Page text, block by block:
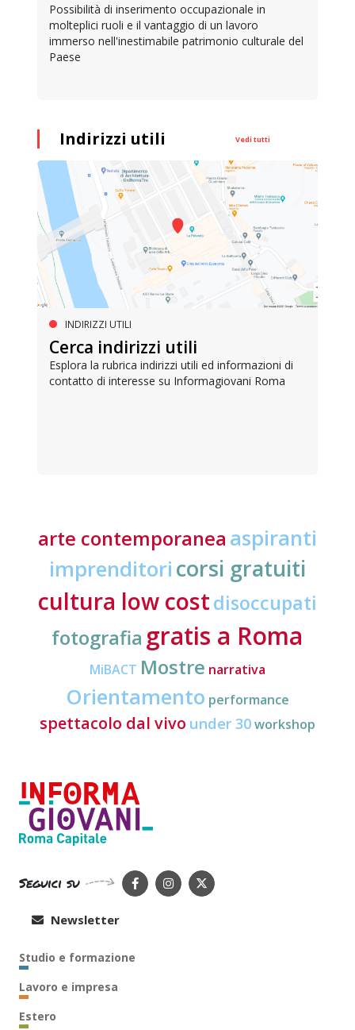
Possibilità di inserimento occupazionale in
molteplici ruoli e il vantaggio di un lavoro
immerso nell'inestimabile patrimonio culturale del
Paese
Indirizzi utili Vedi tutti
INDIRIZZI UTILI
Cerca indirizzi utili
Esplora la rubrica indirizzi utili ed informazioni di
contatto di interesse su Informagiovani Roma
arte contemporanea aspiranti
imprenditori corsi gratuiti
cultura low costdisoccupati
fotografia gratis a Roma
MiBACT Mostre narrativa
Orientamento performance
spettacolo dal vivo under 30workshop
Seguici su
Newsletter
Studio e formazione
Lavoro e impresa
Estero